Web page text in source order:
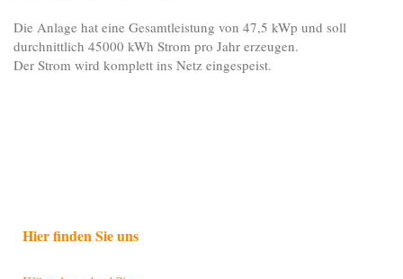
Die Anlage hat eine Gesamtleistung von 47,5 kWp und soll
durchnittlich 45000 kWh Strom pro Jahr erzeugen.
Der Strom wird komplett ins Netz eingespeist.
Hier finden Sie uns